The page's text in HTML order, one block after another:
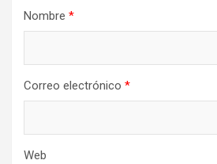
Nombre *
Correo electrónico *
Web